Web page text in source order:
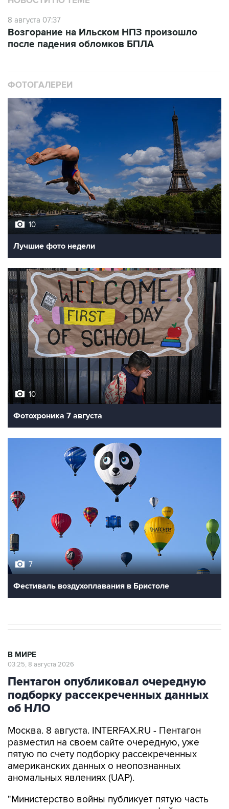
8 августа 07:37
Возгорание на Ильском НПЗ произошло
после падения обломков БПЛА
ФОТОГАЛЕРЕИ
10
Лучшие фото недели
10
Фотохроника 7 августа
7
Фестиваль воздухоплавания в Бристоле
В МИРЕ
03:25, 8 августа 2026
Пентагон опубликовал очередную
подборку рассекреченных данных
об НЛО
Москва. 8 августа. INTERFAX.RU - Пентагон
разместил на своем сайте очередную, уже
пятую по счету подборку рассекреченных
американских данных о неопознанных
аномальных явлениях (UAP).
"Министерство войны публикует пятую часть